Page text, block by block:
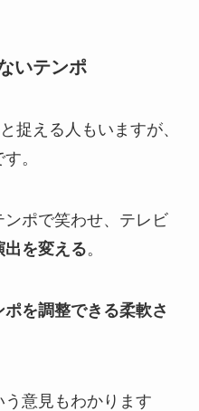
いテンポ
捉える人もいますが、
。
ポで笑わせ、テレビ
出を変える。
ポを調整できる柔軟さ
う意見もわかります